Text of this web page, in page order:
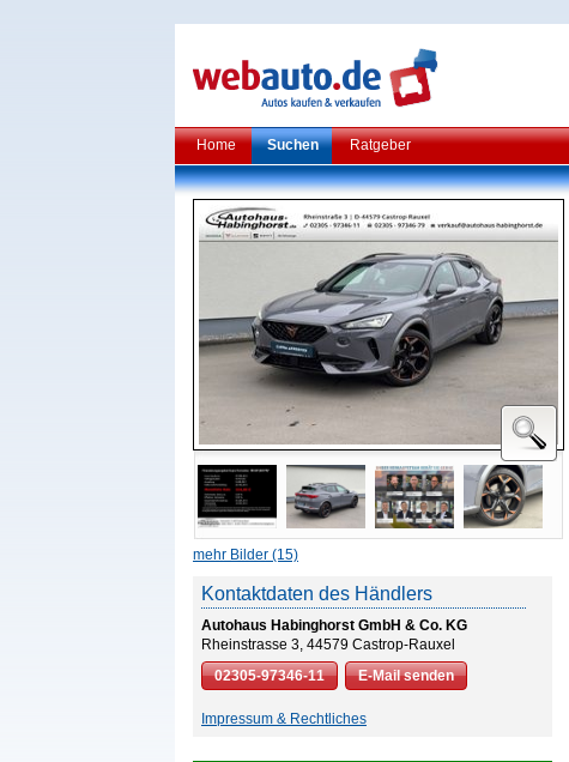
Home Suchen Ratgeber
mehr Bilder (15)
Kontaktdaten des Händlers
Autohaus Habinghorst GmbH & Co. KG
Rheinstrasse 3, 44579 Castrop-Rauxel
02305-97346-11
E-Mail senden
Impressum & Rechtliches